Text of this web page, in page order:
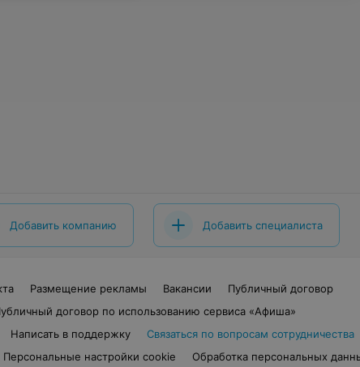
Добавить компанию Добавить специалиста
Размещение рекламы Вакансии
Публичный договор
договор по использованию сервиса «Афиша»
Написать в поддержку
Связаться по вопросам сотрудничества
Персональные настройки cookie Обработка персональных